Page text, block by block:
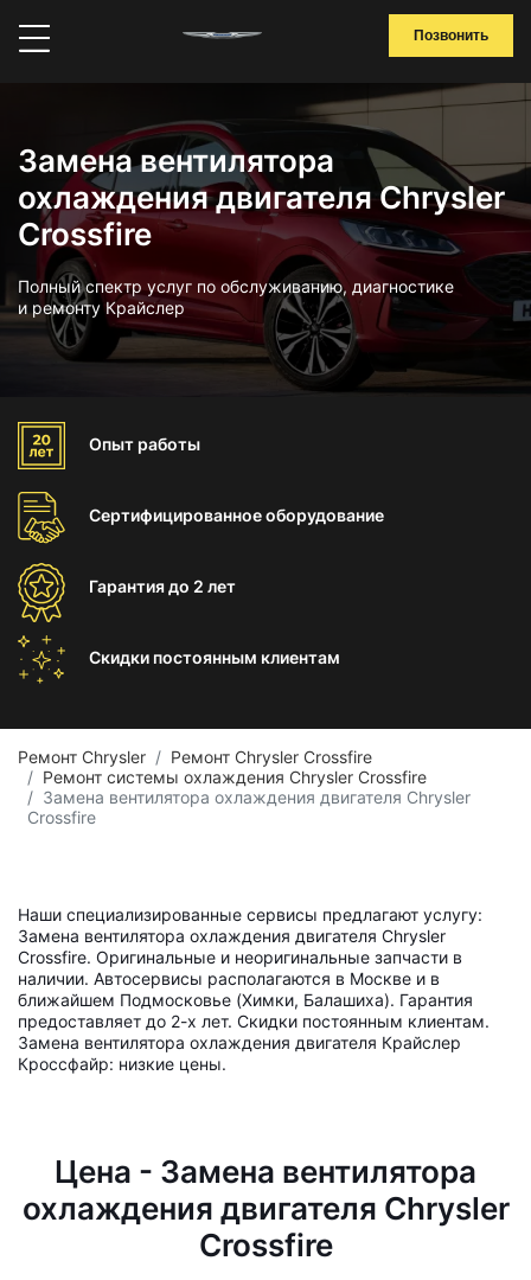
Позвонить
Замена вентилятора
охлаждения двигателя Chrysler
Crossfire
Полный спектр услуг по обслуживанию, диагностике
и ремонту Крайслер
Опыт работы
Сертифицированноеоборудование
Гарантиядо 2 лет
Скидки постоянным клиентам
Ремонт Chrysler
Ремонт Chrysler Crossfire
Ремонт системы охлаждения Chrysler Crossfire
Замена вентилятора охлаждения двигателя Chrysler
Crossfire
Наши специализированные сервисы предлагают услугу:
Замена вентилятора охлаждения двигателя Chrysler
Crossfire. Оригинальные и неоригинальные запчасти в
наличии. Автосервисы располагаются в Москве и в
ближайшем Подмосковье (Химки, Балашиха). Гарантия
предоставляет до 2-х лет. Скидки постоянным клиентам.
Замена вентилятора охлаждения двигателя Крайслер
Кроссфайр: низкие цены.
Цена - Замена вентилятора
охлаждения двигателя Chrysler
Crossfire